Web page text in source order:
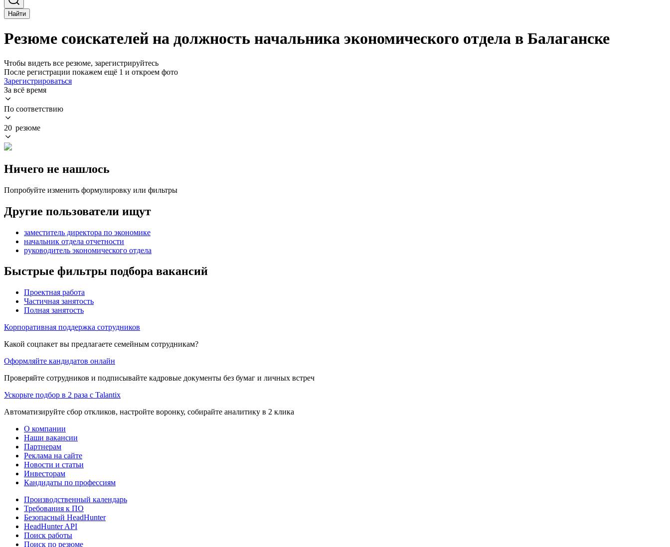
Найти
Резюме соискателей на должность начальника экономического отдела в Балаганске
Чтобы видеть все резюме, зарегистрируйтесь
После регистрации покажем ещё 1 и откроем фото
Зарегистрироваться
За всё время
По соответствию
20 резюме
Ничего не нашлось
Попробуйте изменить формулировку или фильтры
Другие пользователи ищут
заместитель директора по экономике
начальник отдела отчетности
руководитель экономического отдела
Быстрые фильтры подбора вакансий
Проектная работа
Частичная занятость
Полная занятость
Корпоративная поддержка сотрудников
Какой соцпакет вы предлагаете семейным сотрудникам?
Оформляйте кандидатов онлайн
Проверяйте сотрудников и подписывайте кадровые документы без бумаг и личных встреч
Ускорьте подбор в 2 раза с Talantix
Автоматизируйте сбор откликов, настройте воронку, собирайте аналитику в 2 клика
О компании
Наши вакансии
Партнерам
Реклама на сайте
Новости и статьи
Инвесторам
Кандидаты по профессиям
Производственный календарь
Требования к ПО
Безопасный HeadHunter
HeadHunter API
Поиск работы
Поиск по резюме